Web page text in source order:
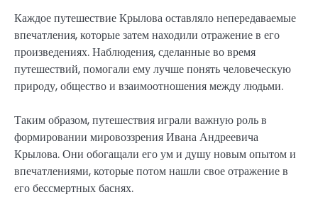
Каждое путешествие Крылова оставляло непередаваемые
впечатления, которые затем находили отражение в его
произведениях. Наблюдения, сделанные во время
путешествий, помогали ему лучше понять человеческую
природу, общество и взаимоотношения между людьми.
Таким образом, путешествия играли важную роль в
формировании мировоззрения Ивана Андреевича
Крылова. Они обогащали его ум и душу новым опытом и
впечатлениями, которые потом нашли свое отражение в
его бессмертных баснях.